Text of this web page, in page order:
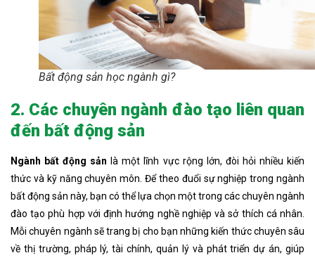
Bất động sản học ngành gì?
2. Các chuyên ngành đào tạo liên quan
đến bất động sản
Ngành bất động sản là một lĩnh vực rộng lớn, đòi hỏi nhiều kiến
thức và kỹ năng chuyên môn. Để theo đuổi sự nghiệp trong ngành
bất động sản này, bạn có thể lựa chọn một trong các chuyên ngành
đào tạo phù hợp với định hướng nghề nghiệp và sở thích cá nhân.
Mỗi chuyên ngành sẽ trang bị cho bạn những kiến thức chuyên sâu
về thị trường, pháp lý, tài chính, quản lý và phát triển dự án, giúp